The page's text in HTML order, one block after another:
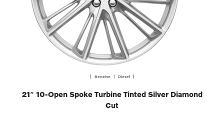
| Benzine | Diesel |
21″ 10-Open Spoke Turbine Tinted Silver Diamond
Cut